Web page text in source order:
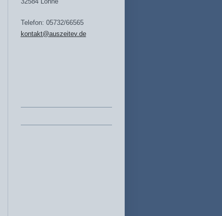
Telefon: 05732/66565
kontakt@auszeitev.de